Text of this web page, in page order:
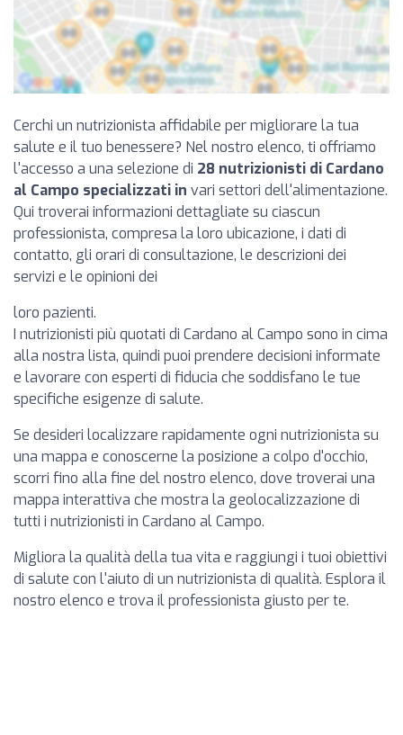
Cerchi un nutrizionista affidabile per migliorare la tua
salute e il tuo benessere? Nel nostro elenco, ti offriamo
l'accesso a una selezione di 28 nutrizionisti di Cardano
al Campo specializzati in vari settori dell'alimentazione.
Qui troverai informazioni dettagliate su ciascun
professionista, compresa la loro ubicazione, i dati di
contatto, gli orari di consultazione, le descrizioni dei
servizi e le opinioni dei
loro pazienti.
I nutrizionisti più quotati di Cardano al Campo sono in cima
alla nostra lista, quindi puoi prendere decisioni informate
e lavorare con esperti di fiducia che soddisfano le tue
specifiche esigenze di salute.
Se desideri localizzare rapidamente ogni nutrizionista su
una mappa e conoscerne la posizione a colpo d'occhio,
scorri fino alla fine del nostro elenco, dove troverai una
mappa interattiva che mostra la geolocalizzazione di
tutti i nutrizionisti in Cardano al Campo.
Migliora la qualità della tua vita e raggiungi i tuoi obiettivi
di salute con l'aiuto di un nutrizionista di qualità. Esplora il
nostro elenco e trova il professionista giusto per te.